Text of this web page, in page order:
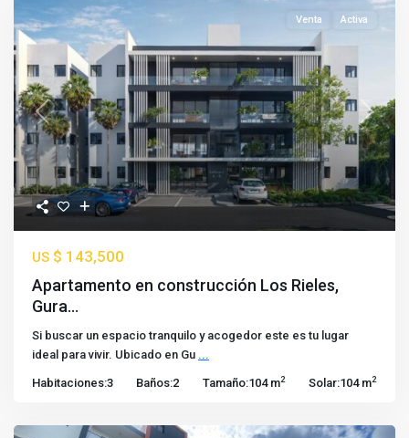
Previous Next
Venta Activa
US $ 143,500
Apartamento en construcción Los Rieles,
Gura...
Si buscar un espacio tranquilo y acogedor este es tu lugar
ideal para vivir. Ubicado en Gu ...
Habitaciones:3 Baños:2 Tamaño:104 m2 Solar:104 m2